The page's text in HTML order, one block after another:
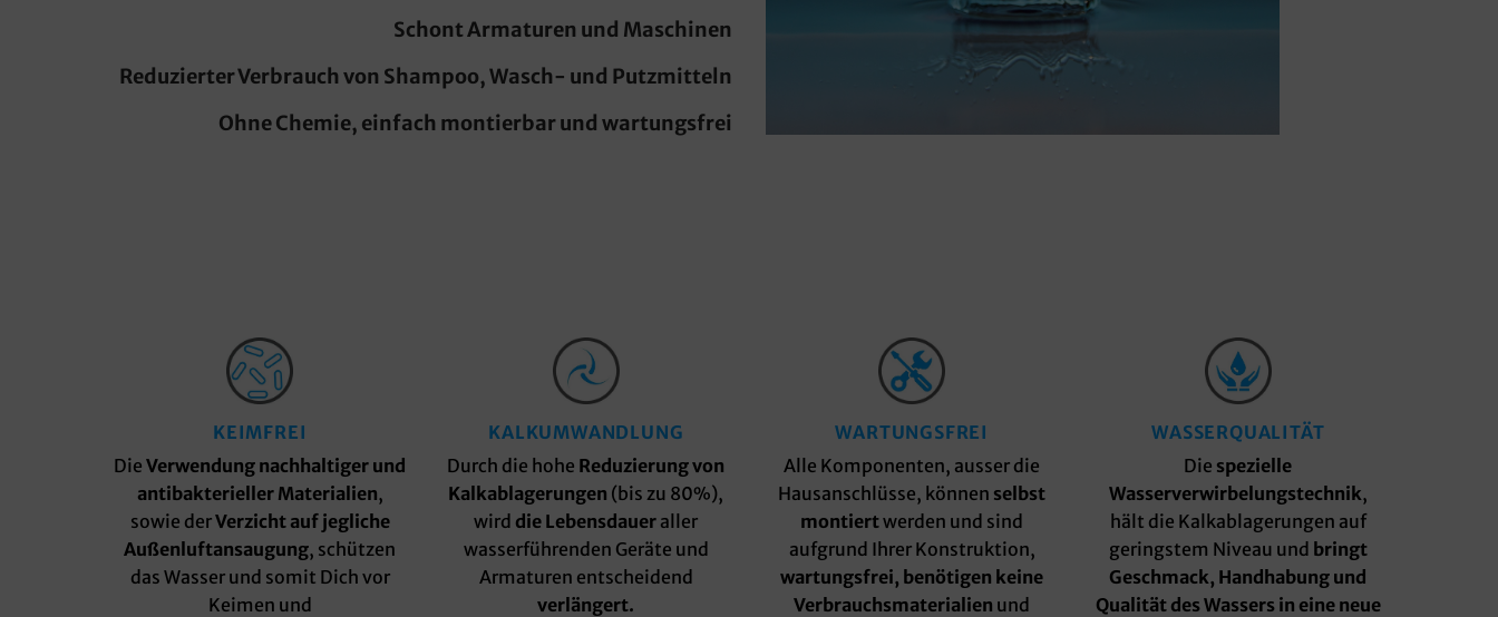
Schont Armaturen und Maschinen
Reduzierter Verbrauch von Shampoo, Wasch- und Putzmitteln
Ohne Chemie, einfach montierbar und wartungsfrei
KEIMFREI
DieVerwendung nachhaltiger und
antibakterieller Materialien,
sowie derVerzicht auf jegliche
Außenluftansaugung, schützen
das Wasser und somit Dich vor
Keimen und
KALKUMWANDLUNG
Durch die hohe Reduzierung von
Kalkablagerungen (bis zu 80%),
wird die Lebensdauer aller
wasserführenden Geräte und
Armaturen entscheidend
verlängert.
WARTUNGSFREI
Alle Komponenten, ausser die
Hausanschlüsse, können selbst
montiertwerden und sind
aufgrund Ihrer Konstruktion,
wartungsfrei, benötigen keine
Verbrauchsmaterialien und
WASSERQUALITÄT
Die spezielle
Wasserverwirbelungstechnik,
hält die Kalkablagerungen auf
geringstem Niveau und bringt
Geschmack, Handhabung und
Qualität des Wassers in eine neue